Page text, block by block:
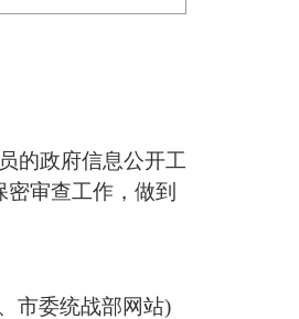
的政府信息公开工
审查工作，做到
市委统战部网站)